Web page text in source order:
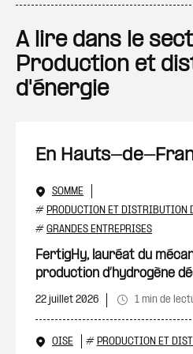
A lire dans le
Production et
d'énergie
En Hauts-de-
SOMME
# PRODUCTION ET DISTRIBUTION
# GRANDES ENTREPRISES
FertigHy, lauréat du
production d’hydrogène
22 juillet 2026 1 min de
OISE # PRODUCTION ET